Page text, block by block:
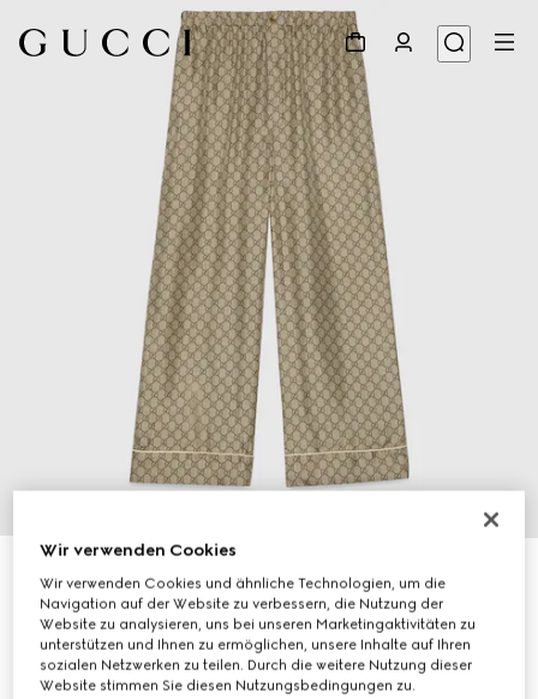
Hose aus Seide mit GG Supreme-Print
€ 1.300
Wir verwenden Cookies
Wir verwenden Cookies und ähnliche Technologien, um die
Navigation auf der Website zu verbessern, die Nutzung der
Website zu analysieren, uns bei unseren Marketingaktivitäten zu
unterstützen und Ihnen zu ermöglichen, unsere Inhalte auf Ihren
sozialen Netzwerken zu teilen. Durch die weitere Nutzung dieser
Website stimmen Sie diesen Nutzungsbedingungen zu.